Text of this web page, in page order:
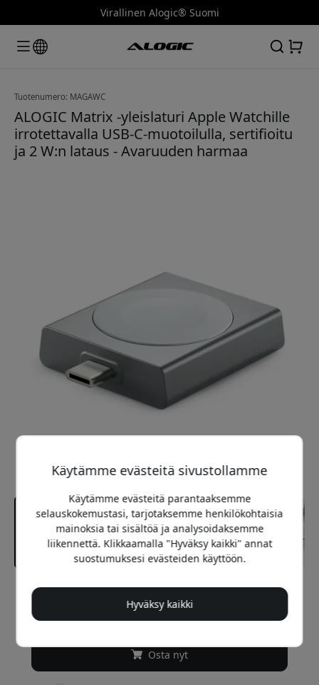
Virallinen Alogic® Suomi
Tuotenumero: MAGAWC
ALOGIC Matrix -yleislaturi Apple Watchille
irrotettavalla USB-C-muotoilulla, sertifioitu
ja 2 W:n lataus - Avaruuden harmaa
49.99 EUR
Osta nyt
Käytämme evästeitä sivustollamme
Käytämme evästeitä parantaaksemme
selauskokemustasi, tarjotaksemme henkilökohtaisia
mainoksia tai sisältöä ja analysoidaksemme
liikennettä. Klikkaamalla "Hyväksy kaikki" annat
suostumuksesi evästeiden käyttöön.
Hyväksy kaikki